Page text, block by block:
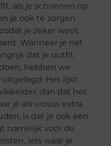
als je schoenen op
je ook te zorgen
je zeker weet
Wanneer je net
dat je outfit
hebben we
uitgelegd. Het lijkt
dan dat het
je als vrouw extra
is dat je ook een
namelijk voor de
iets waar je